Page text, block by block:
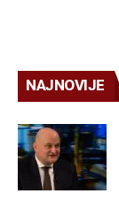
NAJNOVIJE